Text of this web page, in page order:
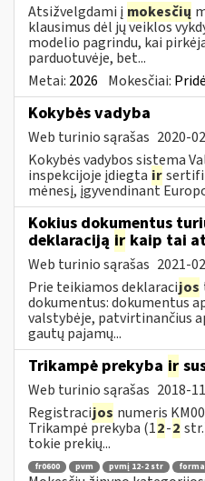
Atsižvelgdami į mokesčių
klausimus dėl jų veiklos
modelio pagrindu, kai
parduotuvėje, bet...
Metai: 2026 Mokesčiai:
Kokybės vadyba
Web turinio sąrašas 2020-
Kokybės vadybos sistema
inspekcijoje įdiegta ir
mėnesį, įgyvendinant
Kokius dokumentus
deklaraciją ir kaip tai
Web turinio sąrašas 2021-
Prie teikiamos deklaracijos
dokumentus: dokumentus
valstybėje, patvirtinančius
gautų pajamų...
Trikampė prekyba ir
Web turinio sąrašas 2018-
Registracijos numeris
Trikampė prekyba (12-2
tokie prekių...
fr0600 pvm pvmį 12-2 str